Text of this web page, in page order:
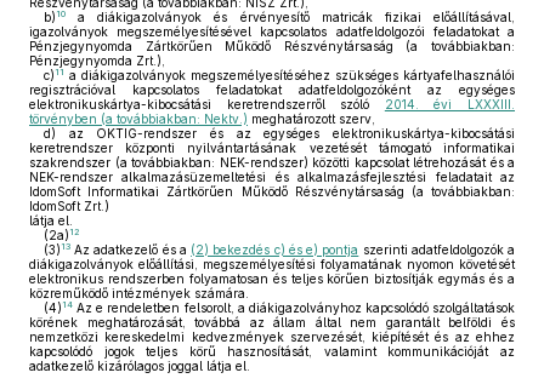
b) 10
a diákigazolványok és érvényesítő matricák fizikai előállításával,
igazolványok megszemélyesítésével kapcsolatos adatfeldolgozói feladatokat a
Pénzjegynyomda Zártkörűen Működő Részvénytársaság (a továbbiakban:
Pénzjegynyomda Zrt.),
c) 11 a diákigazolványok megszemélyesítéséhez szükséges kártyafelhasználói
regisztrációval kapcsolatos feladatokat adatfeldolgozóként az egységes
elektronikuskártya-kibocsátási keretrendszerről szóló 2014. évi LXXXIII.
törvényben (a továbbiakban: Nektv.) meghatározott szerv,
d) az OKTIG-rendszer és az egységes elektronikuskártya-kibocsátási
keretrendszer központi nyilvántartásának vezetését támogató informatikai
szakrendszer (a továbbiakban: NEK-rendszer) közötti kapcsolat létrehozását és a
NEK-rendszer alkalmazásüzemeltetési és alkalmazásfejlesztési feladatait az
IdomSoft Informatikai Zártkörűen Működő Részvénytársaság (a továbbiakban:
IdomSoft Zrt.)
látja el.
(2a) 12
(3) 13 Az adatkezelő és a (2) bekezdés c) és e) pontja szerinti adatfeldolgozók a
diákigazolványok előállítási, megszemélyesítési folyamatának nyomon követését
elektronikus rendszerben folyamatosan és teljes körűen biztosítják egymás és a
közreműködő intézmények számára.
(4) 14 Az e rendeletben felsorolt, a diákigazolványhoz kapcsolódó szolgáltatások
körének meghatározását, továbbá az állam által nem garantált belföldi és
nemzetközi kereskedelmi kedvezmények szervezését, kiépítését és az ehhez
kapcsolódó jogok teljes körű hasznosítását, valamint kommunikációját az
adatkezelő kizárólagos joggal látja el.